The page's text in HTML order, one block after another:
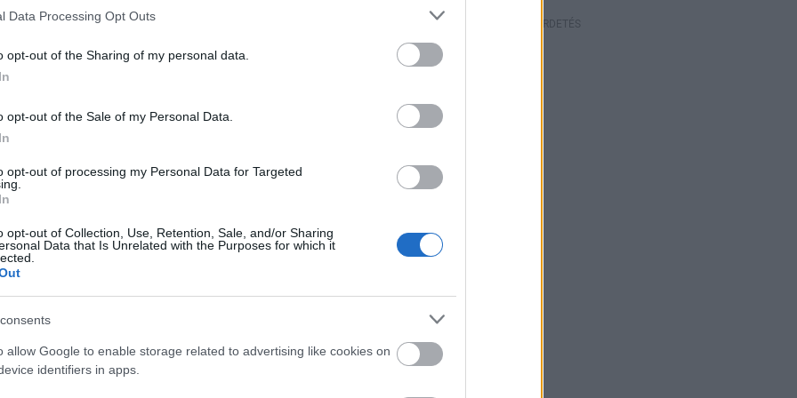
Data Processing Opt Outs
opt-out of the Sharing of my personal data.
opt-out of the Sale of my Personal Data.
opt-out of processing my Personal Data for Targeted
opt-out of Collection, Use, Retention, Sale, and/or Sharing
Data that Is Unrelated with the Purposes for which it
allow Google to enable storage related to advertising like cookies on
identifiers in apps.
felzárkózási programját. Kiemelte: az ilyen
elvégzik a szükséges korrekciókat, és az új
HIRDETÉS